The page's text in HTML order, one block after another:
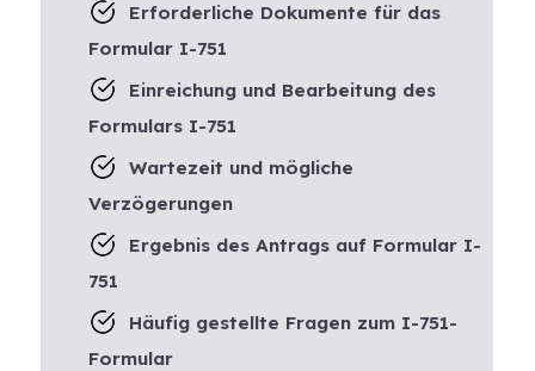
Erforderliche Dokumente für das
Formular I-751
Einreichung und Bearbeitung des
Formulars I-751
Wartezeit und mögliche
Verzögerungen
Ergebnis des Antrags auf Formular I-
751
Häufig gestellte Fragen zum I-751-
Formular